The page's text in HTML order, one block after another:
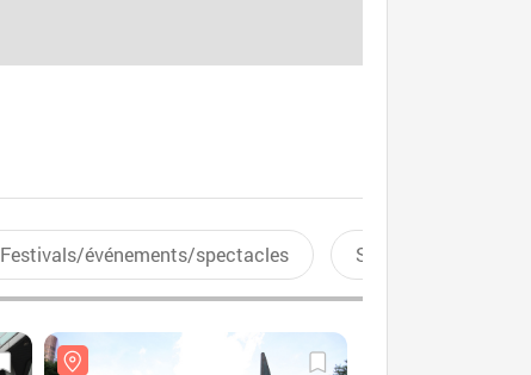
Festivals/événements/spectacles Sports aquatiques